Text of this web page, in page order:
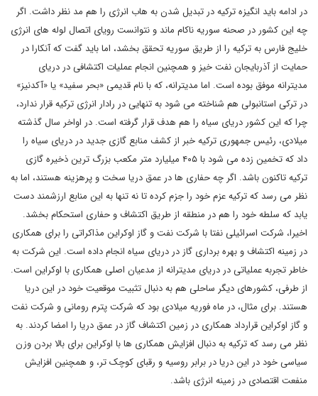
در ادامه باید انگیزه ترکیه در تبدیل شدن به هاب انرژی را هم مد نظر داشت. اگر
چه این کشور در صحنه سوریه ناکام ماند و نتوانست رویای اتصال لوله های انرژی
خلیج فارس به ترکیه را از طریق سوریه تحقق بخشد، اما باید گفت که آنکارا در
حمایت از آذربایجان نفت خیز و همچنین انجام عملیات اکتشافی در دریای
مدیترانه موفق بوده است. اما مدیترانه، که با نام قدیمی «بحر سفید» یا «آکدنیز»
در ترکی استانبولی هم شناخته می شود به تنهایی در رادار انرژی ترکیه قرار ندارد،
چرا که این کشور دریای سیاه را هم هدف قرار گرفته است. در اواخر سال گذشته
میلادی، رئیس جمهوری ترکیه خبر از کشف منابع گازی جدید در دریای سیاه را
داد که تخمین زده می شود با ۴۰۵ میلیارد متر مکعب بزرگ ترین ذخیره گازی
ترکیه تاکنون باشد. اگر چه حفاری ها در عمق دریا سخت و پرهزینه هستند، اما به
نظر می رسد که ترکیه عزم خود را جزم کرده تا نه تنها به این منابع ارزشمند دست
یابد که سلطه خود را هم در منطقه از طریق اکتشاف و حفاری استحکام بخشد.
اخیرا، شرکت اسرائیلی نفتا با شرکت نفت و گاز اوکراین مذاکراتی را برای همکاری
در زمینه اکتشاف و بهره برداری گاز در دریای سیاه انجام داده است. این شرکت به
خاطر تجربه عملیاتی در دریای مدیترانه از مدعیان اصلی همکاری با اوکراین است.
از طرفی، کشورهای دیگر ساحلی هم به دنبال تثبیت موقعیت خود در این دریا
هستند. برای مثال، در ماه فوریه میلادی بود که شرکت پترم رومانی و شرکت نفت
و گاز اوکراین قرارداد همکاری در زمین اکتشاف گاز در عمق دریا را امضا کردند. به
نظر می رسد که ترکیه به دنبال افزایش همکاری ها با اوکراین برای بالا بردن وزن
سیاسی خود در این دریا در برابر روسیه و رقبای کوچک تر، و همچنین افزایش
منفعت اقتصادی در زمینه انرژی باشد.